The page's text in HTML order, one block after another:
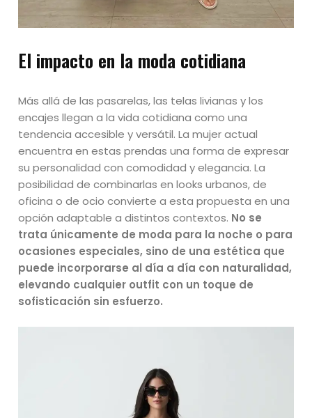
El impacto en la moda cotidiana
Más allá de las pasarelas, las telas livianas y los
encajes llegan a la vida cotidiana como una
tendencia accesible y versátil. La mujer actual
encuentra en estas prendas una forma de expresar
su personalidad con comodidad y elegancia. La
posibilidad de combinarlas en looks urbanos, de
oficina o de ocio convierte a esta propuesta en una
opción adaptable a distintos contextos. No se
trata únicamente de moda para la noche o para
ocasiones especiales, sino de una estética que
puede incorporarse al día a día con naturalidad,
elevando cualquier outfit con un toque de
sofisticación sin esfuerzo.